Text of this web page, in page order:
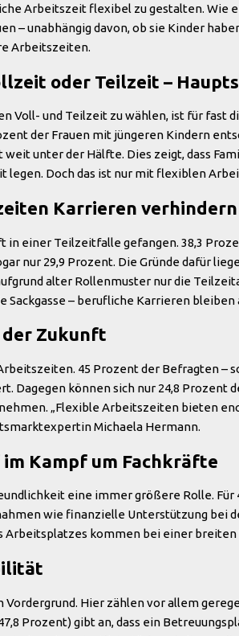
Arbeitszeit flexibel zu gestalten. Wie
– unabhängig davon, ob sie Kinder
Arbeitszeiten.
oder Teilzeit –
Voll- und Teilzeit zu wählen, ist für fast
der Frauen mit jüngeren Kindern
unter der Hälfte. Dies zeigt, dass
Doch das ist nur mit flexiblen
Karrieren verhindern
in einer Teilzeitfalle gefangen. 38,3
nur 29,9 Prozent. Die Gründe dafür
alter Rollenmuster nur die
– berufliche Karrieren
Zukunft
45 Prozent der Befragten –
können sich nur 24,8 Prozent
„Flexible Arbeitszeiten bieten
Michaela Hermann.
Kampf um Fachkräfte
eine immer größere Rolle.
wie finanzielle Unterstützung bei
kommen bei einer breiten
Hier zählen vor allem
Prozent) gibt an, dass ein